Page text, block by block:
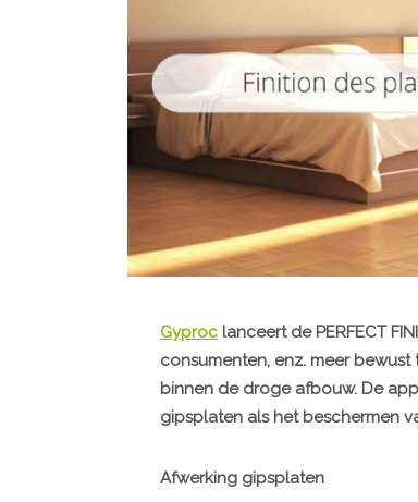
Gyproc lanceert de PERFECT
consumenten, enz. meer
binnen de droge afbouw. De
gipsplaten als het beschermen
Afwerking gipsplaten